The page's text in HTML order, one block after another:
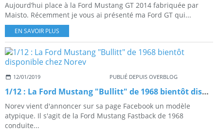
Aujourd’hui place à la Ford Mustang GT 2014 fabriquée par
Maisto. Récemment je vous ai présenté ma Ford GT qui...
EN SAVOIR PLUS
12/01/2019 PUBLIÉ DEPUIS OVERBLOG
1/12 : La Ford Mustang "Bullitt" de 1968 bientôt disponible chez Norev
Norev vient d'annoncer sur sa page Facebook un modèle
atypique. Il s'agit de la Ford Mustang Fastback de 1968
conduite...